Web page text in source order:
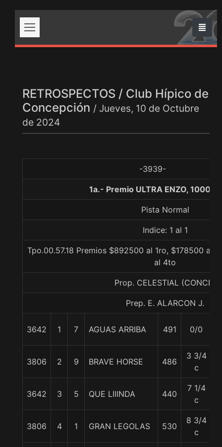
RETROSPECTOS / Club Hípico de
Concepción / Jueves, 10 de Octubre
de 2024
-3939-
1a.- Premio ULTRA ENZO, 1000
Pista Normal
Indice: 1 al 1
Tpo.00.57.18 Premios $892500 al 1ro, $178500 al
al 4to
Prop. CELESTIAL (CONCE)
Prep. E. ALARCON J.
3642 1 7 AGUAS ARRIBA 491 0/0
3806 2 9 BRAVE HORSE 486
3 3/4
c
3642 3 5 QUE LIIINDA 440
7 1/4
c
3806 4 1 GRAN LEGOLAS 530
8 3/4
c